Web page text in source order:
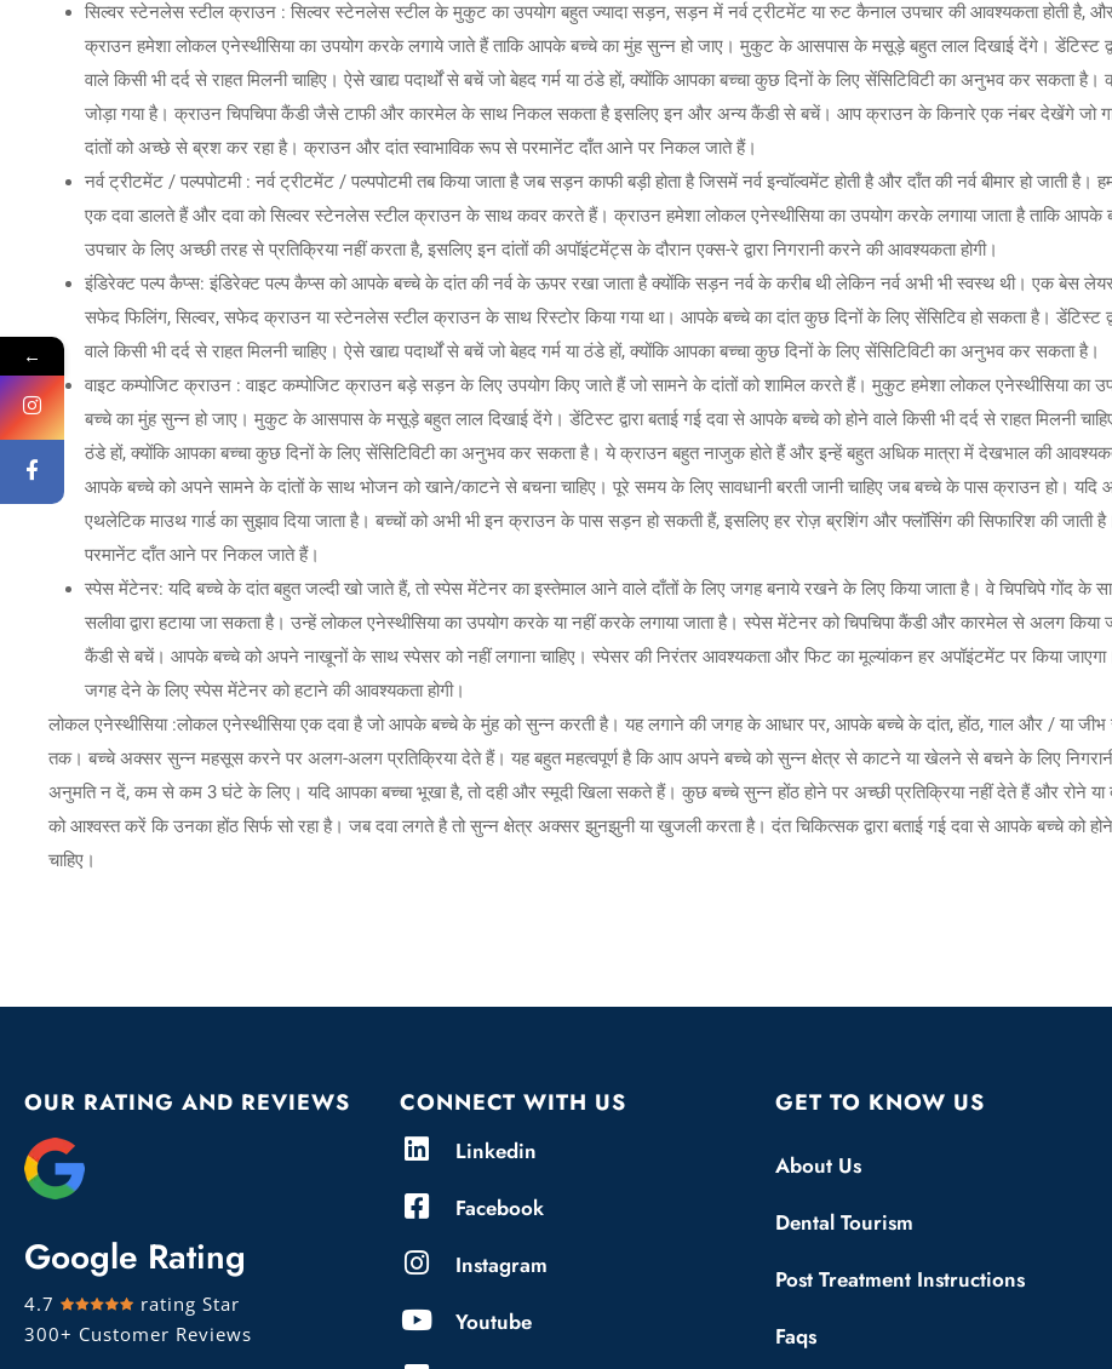
सिल्वर स्टेनलेस स्टील क्राउन : सिल्वर स्टेनलेस स्टील के मुकुट का उपयोग बहुत ज्यादा सड़न, सड़न में नर्व ट्रीटमेंट या रुट कैनाल उपचार की आवश्यकता होती है, और
क्राउन हमेशा लोकल एनेस्थीसिया का उपयोग करके लगाये जाते हैं ताकि आपके बच्चे का मुंह सुन्न हो जाए। मुकुट के आसपास के मसूड़े बहुत लाल दिखाई देंगे। डेंटिस्ट
वाले किसी भी दर्द से राहत मिलनी चाहिए। ऐसे खाद्य पदार्थों से बचें जो बेहद गर्म या ठंडे हों, क्योंकि आपका बच्चा कुछ दिनों के लिए सेंसिटिविटी का अनुभव कर सकता
जोड़ा गया है। क्राउन चिपचिपा कैंडी जैसे टाफी और कारमेल के साथ निकल सकता है इसलिए इन और अन्य कैंडी से बचें। आप क्राउन के किनारे एक नंबर देखेंगे जो
दांतों को अच्छे से ब्रश कर रहा है। क्राउन और दांत स्वाभाविक रूप से परमानेंट दाँत आने पर निकल जाते हैं।
नर्व ट्रीटमेंट / पल्पपोटमी : नर्व ट्रीटमेंट / पल्पपोटमी तब किया जाता है जब सड़न काफी बड़ी होता है जिसमें नर्व इन्वॉल्वमेंट होती है और दाँत की नर्व बीमार हो जाती
एक दवा डालते हैं और दवा को सिल्वर स्टेनलेस स्टील क्राउन के साथ कवर करते हैं। क्राउन हमेशा लोकल एनेस्थीसिया का उपयोग करके लगाया जाता है ताकि आपके
उपचार के लिए अच्छी तरह से प्रतिक्रिया नहीं करता है, इसलिए इन दांतों की अपॉइंटमेंट्स के दौरान एक्स-रे द्वारा निगरानी करने की आवश्यकता होगी।
इंडिरेक्ट पल्प कैप्स: इंडिरेक्ट पल्प कैप्स को आपके बच्चे के दांत की नर्व के ऊपर रखा जाता है क्योंकि सड़न नर्व के करीब थी लेकिन नर्व अभी भी स्वस्थ थी। एक बेस
सफेद फिलिंग, सिल्वर, सफेद क्राउन या स्टेनलेस स्टील क्राउन के साथ रिस्टोर किया गया था। आपके बच्चे का दांत कुछ दिनों के लिए सेंसिटिव हो सकता है। डेंटिस्ट
वाले किसी भी दर्द से राहत मिलनी चाहिए। ऐसे खाद्य पदार्थों से बचें जो बेहद गर्म या ठंडे हों, क्योंकि आपका बच्चा कुछ दिनों के लिए सेंसिटिविटी का अनुभव कर सकता है।
वाइट कम्पोजिट क्राउन : वाइट कम्पोजिट क्राउन बड़े सड़न के लिए उपयोग किए जाते हैं जो सामने के दांतों को शामिल करते हैं। मुकुट हमेशा लोकल एनेस्थीसिया का
बच्चे का मुंह सुन्न हो जाए। मुकुट के आसपास के मसूड़े बहुत लाल दिखाई देंगे। डेंटिस्ट द्वारा बताई गई दवा से आपके बच्चे को होने वाले किसी भी दर्द से राहत मिलनी
ठंडे हों, क्योंकि आपका बच्चा कुछ दिनों के लिए सेंसिटिविटी का अनुभव कर सकता है। ये क्राउन बहुत नाजुक होते हैं और इन्हें बहुत अधिक मात्रा में देखभाल की
आपके बच्चे को अपने सामने के दांतों के साथ भोजन को खाने/काटने से बचना चाहिए। पूरे समय के लिए सावधानी बरती जानी चाहिए जब बच्चे के पास क्राउन हो। यदि
एथलेटिक माउथ गार्ड का सुझाव दिया जाता है। बच्चों को अभी भी इन क्राउन के पास सड़न हो सकती हैं, इसलिए हर रोज़ ब्रशिंग और फ्लॉसिंग की सिफारिश की जाती
परमानेंट दाँत आने पर निकल जाते हैं।
स्पेस मेंटेनर: यदि बच्चे के दांत बहुत जल्दी खो जाते हैं, तो स्पेस मेंटेनर का इस्तेमाल आने वाले दाँतों के लिए जगह बनाये रखने के लिए किया जाता है। वे चिपचिपे गोंद के
सलीवा द्वारा हटाया जा सकता है। उन्हें लोकल एनेस्थीसिया का उपयोग करके या नहीं करके लगाया जाता है। स्पेस मेंटेनर को चिपचिपा कैंडी और कारमेल से अलग
कैंडी से बचें। आपके बच्चे को अपने नाखूनों के साथ स्पेसर को नहीं लगाना चाहिए। स्पेसर की निरंतर आवश्यकता और फिट का मूल्यांकन हर अपॉइंटमेंट पर किया
जगह देने के लिए स्पेस मेंटेनर को हटाने की आवश्यकता होगी।
लोकल एनेस्थीसिया :लोकल एनेस्थीसिया एक दवा है जो आपके बच्चे के मुंह को सुन्न करती है। यह लगाने की जगह के आधार पर, आपके बच्चे के दांत, होंठ, गाल और / या
तक। बच्चे अक्सर सुन्न महसूस करने पर अलग-अलग प्रतिक्रिया देते हैं। यह बहुत महत्वपूर्ण है कि आप अपने बच्चे को सुन्न क्षेत्र से काटने या खेलने से बचने के लिए
अनुमति न दें, कम से कम 3 घंटे के लिए। यदि आपका बच्चा भूखा है, तो दही और स्मूदी खिला सकते हैं। कुछ बच्चे सुन्न होंठ होने पर अच्छी प्रतिक्रिया नहीं देते हैं और रोने
को आश्वस्त करें कि उनका होंठ सिर्फ सो रहा है। जब दवा लगते है तो सुन्न क्षेत्र अक्सर झुनझुनी या खुजली करता है। दंत चिकित्सक द्वारा बताई गई दवा से आपके बच्चे को होने
चाहिए।
OUR RATING AND REVIEWS
Google Rating
4.7
rating Star
300+ Customer Reviews
CONNECT WITH US
Linkedin
Facebook
Instagram
Youtube
GET TO KNOW US
About Us
Dental Tourism
Post Treatment Instructions
Faqs
←